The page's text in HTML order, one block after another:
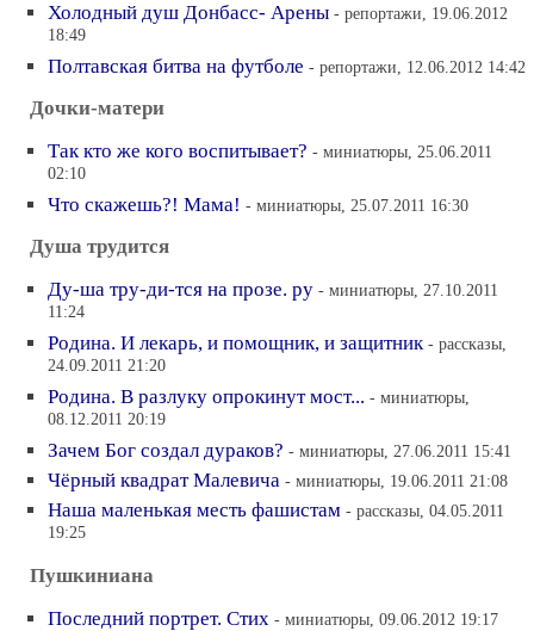
Холодный душ Донбасс- Арены - репортажи, 19.06.2012
18:49
Полтавская битва на футболе - репортажи, 12.06.2012 14:42
Дочки-матери
Так кто же кого воспитывает? - миниатюры, 25.06.2011
02:10
Что скажешь?! Мама! - миниатюры, 25.07.2011 16:30
Душа трудится
Ду-ша тру-ди-тся на прозе. ру - миниатюры, 27.10.2011
11:24
Родина. И лекарь, и помощник, и защитник - рассказы,
24.09.2011 21:20
Родина. В разлуку опрокинут мост... - миниатюры,
08.12.2011 20:19
Зачем Бог создал дураков? - миниатюры, 27.06.2011 15:41
Чёрный квадрат Малевича - миниатюры, 19.06.2011 21:08
Наша маленькая месть фашистам - рассказы, 04.05.2011
19:25
Пушкиниана
Последний портрет. Стих - миниатюры, 09.06.2012 19:17